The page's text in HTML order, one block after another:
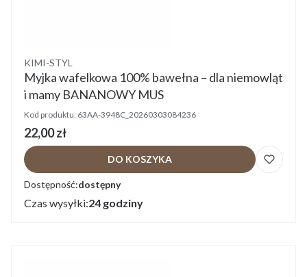
Producent
KIMI-STYL
Myjka wafelkowa 100% bawełna – dla niemowląt
i mamy BANANOWY MUS
Kod produktu: 63AA-3948C_20260303084236
Cena
22,00 zł
DO KOSZYKA
Dostępność:dostępny
Czas wysyłki:24 godziny